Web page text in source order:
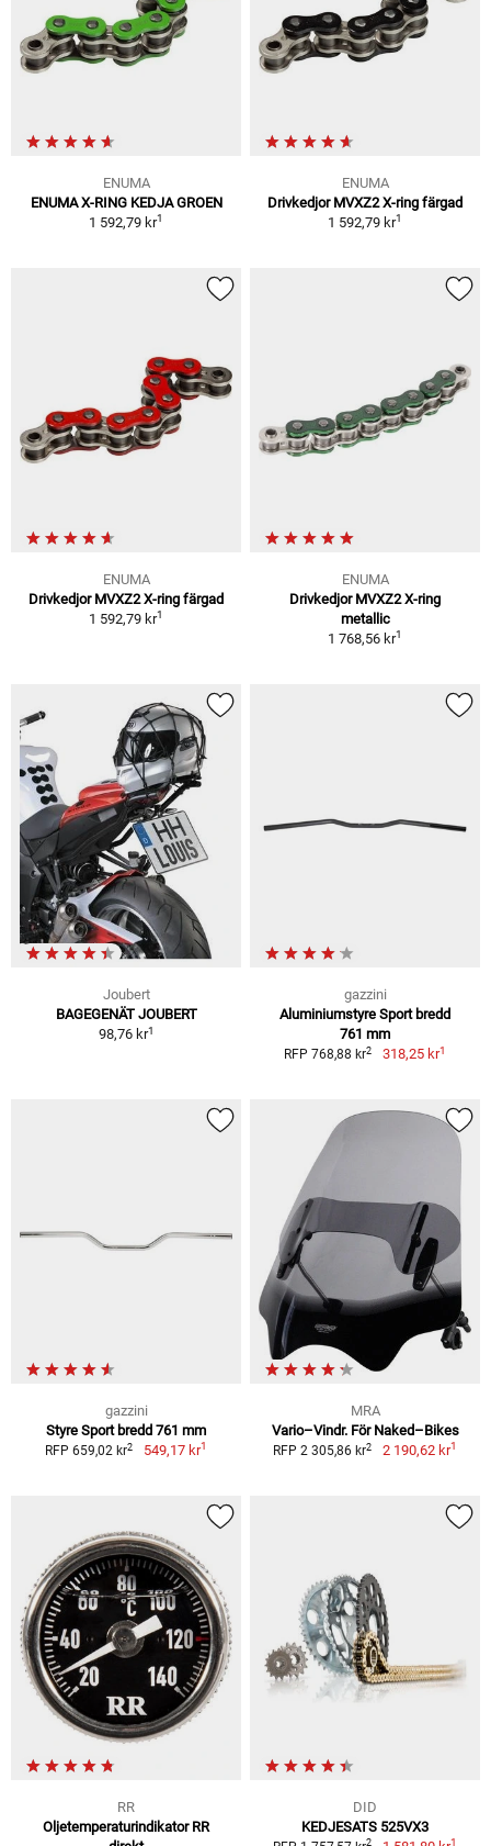
ENUMA
ENUMA X-RING KEDJA GROEN
1 592,79 kr1
ENUMA
Drivkedjor MVXZ2 X-ring färgad
1 592,79 kr1
ENUMA
Drivkedjor MVXZ2 X-ring färgad
1 592,79 kr1
ENUMA
Drivkedjor MVXZ2 X-ring
metallic
1 768,56 kr1
Joubert
BAGEGENÄT JOUBERT
98,76 kr1
gazzini
Aluminiumstyre Sport bredd
761 mm
RFP 768,88 kr2 318,25 kr1
gazzini
Styre Sport bredd 761 mm
RFP 659,02 kr2 549,17 kr1
MRA
Vario–Vindr. För Naked–Bikes
RFP 2 305,86 kr2 2 190,62 kr1
RR
Oljetemperaturindikator RR
DID
KEDJESATS 525VX3
2 1